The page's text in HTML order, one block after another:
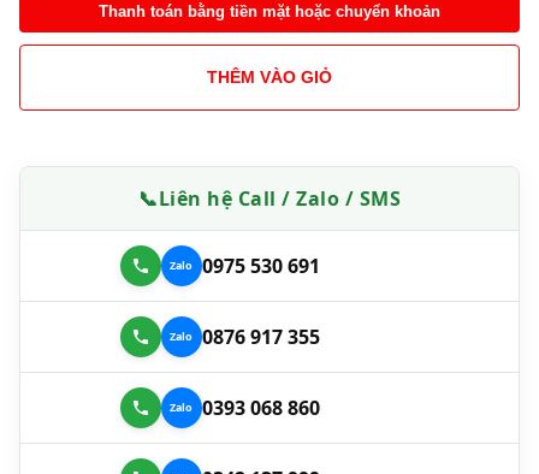
Thanh toán bằng tiền mặt hoặc chuyển khoản
THÊM VÀO GIỎ
📞Liên hệ Call / Zalo / SMS
0975 530 691
0876 917 355
0393 068 860